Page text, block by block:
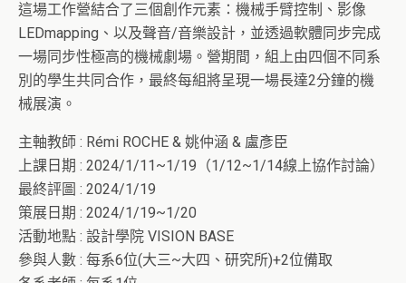
這場工作營結合了三個創作元素：機械手臂控制、影像
LEDmapping、以及聲音/音樂設計，並透過軟體同步完成
一場同步性極高的機械劇場。營期間，組上由四個不同系
別的學生共同合作，最終每組將呈現一場長達2分鐘的機
械展演。
主軸教師 : Rémi ROCHE & 姚仲涵 & 盧彥臣
上課日期 : 2024/1/11~1/19（1/12~1/14線上協作討論）
最終評圖 : 2024/1/19
策展日期 : 2024/1/19~1/20
活動地點 : 設計學院 VISION BASE
參與人數 : 每系6位(大三~大四、研究所)+2位備取